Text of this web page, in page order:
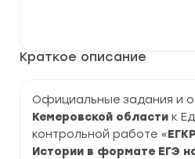
Краткое описание
Официальные задания и
Кемеровской области к
контрольной работе «
Истории в формате ЕГЭ
(ЕГКР)
11
класс
задания
и
ответы